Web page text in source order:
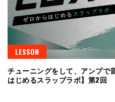
LESSON
チューニングをして、アンプで
はじめるスラップラボ】第2回